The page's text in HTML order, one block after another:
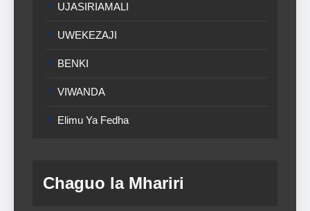
UJASIRIAMALI
UWEKEZAJI
BENKI
VIWANDA
Elimu Ya Fedha
Chaguo la Mhariri